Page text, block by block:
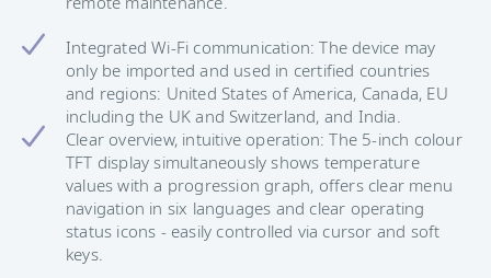
Integrated Wi-Fi communication: The device may
only be imported and used in certified countries
and regions: United States of America, Canada, EU
including the UK and Switzerland, and India.
Clear overview, intuitive operation: The 5-inch colour
TFT display simultaneously shows temperature
values with a progression graph, offers clear menu
navigation in six languages and clear operating
status icons - easily controlled via cursor and soft
keys.